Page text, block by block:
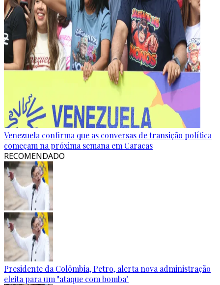
Venezuela confirma que as conversas de transição política
começam na próxima semana em Caracas
RECOMENDADO
Presidente da Colômbia, Petro, alerta nova administração
eleita para um "ataque com bomba"